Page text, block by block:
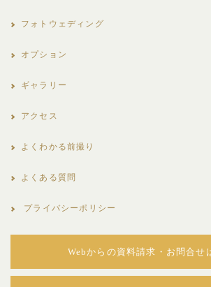
フォトウェディング
オプション
ギャラリー
アクセス
よくわかる前撮り
よくある質問
プライバシーポリシー
Webからの資料請求・お問合せ